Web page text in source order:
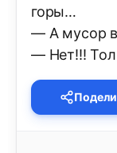
горы…
— А мусор
— Нет!!!